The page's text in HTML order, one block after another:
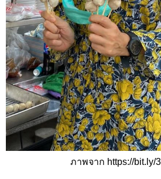
ภาพจาก https://bit.ly/